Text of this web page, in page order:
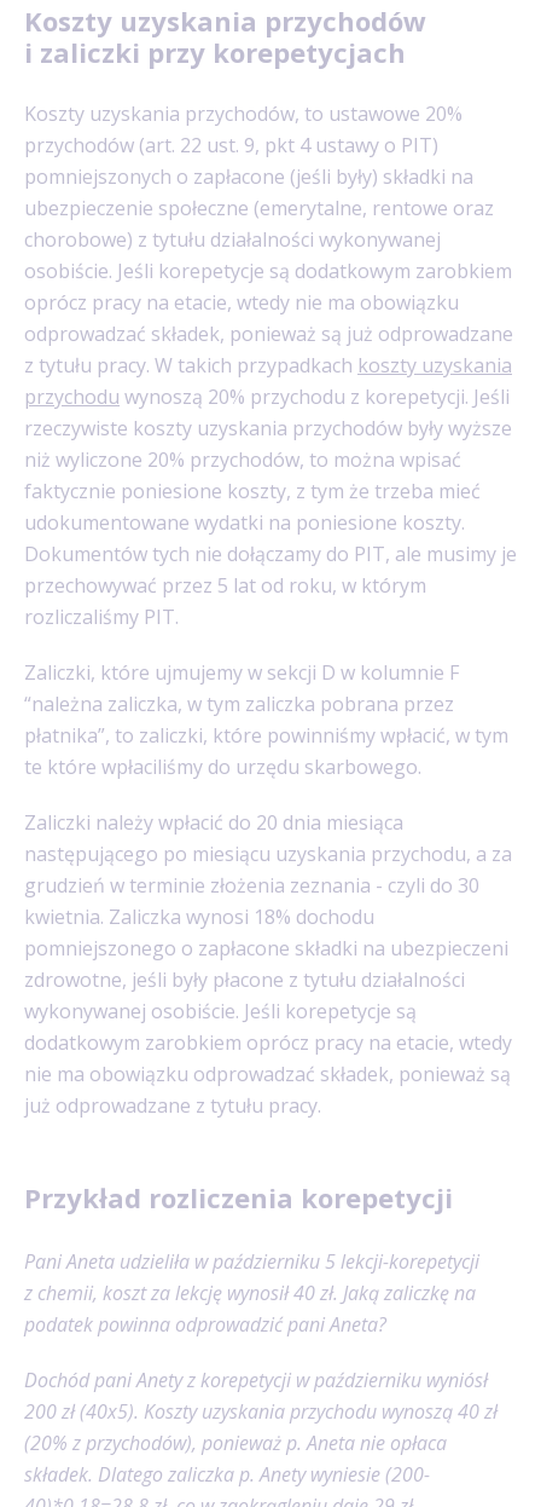
Koszty uzyskania przychodów
i zaliczki przy korepetycjach
Koszty uzyskania przychodów, to ustawowe 20%
przychodów (art. 22 ust. 9, pkt 4 ustawy o PIT)
pomniejszonych o zapłacone (jeśli były) składki na
ubezpieczenie społeczne (emerytalne, rentowe oraz
chorobowe) z tytułu działalności wykonywanej
osobiście. Jeśli korepetycje są dodatkowym zarobkiem
oprócz pracy na etacie, wtedy nie ma obowiązku
odprowadzać składek, ponieważ są już odprowadzane
z tytułu pracy. W takich przypadkach koszty uzyskania
przychodu wynoszą 20% przychodu z korepetycji. Jeśli
rzeczywiste koszty uzyskania przychodów były wyższe
niż wyliczone 20% przychodów, to można wpisać
faktycznie poniesione koszty, z tym że trzeba mieć
udokumentowane wydatki na poniesione koszty.
Dokumentów tych nie dołączamy do PIT, ale musimy je
przechowywać przez 5 lat od roku, w którym
rozliczaliśmy PIT.
Zaliczki, które ujmujemy w sekcji D w kolumnie F
“należna zaliczka, w tym zaliczka pobrana przez
płatnika”, to zaliczki, które powinniśmy wpłacić, w tym
te które wpłaciliśmy do urzędu skarbowego.
Zaliczki należy wpłacić do 20 dnia miesiąca
następującego po miesiącu uzyskania przychodu, a za
grudzień w terminie złożenia zeznania - czyli do 30
kwietnia. Zaliczka wynosi 18% dochodu
pomniejszonego o zapłacone składki na ubezpieczeni
zdrowotne, jeśli były płacone z tytułu działalności
wykonywanej osobiście. Jeśli korepetycje są
dodatkowym zarobkiem oprócz pracy na etacie, wtedy
nie ma obowiązku odprowadzać składek, ponieważ są
już odprowadzane z tytułu pracy.
Przykład rozliczenia korepetycji
Pani Aneta udzieliła w październiku 5 lekcji-korepetycji
z chemii, koszt za lekcję wynosił 40 zł. Jaką zaliczkę na
podatek powinna odprowadzić pani Aneta?
Dochód pani Anety z korepetycji w październiku wyniósł
200 zł (40x5). Koszty uzyskania przychodu wynoszą 40 zł
(20% z przychodów), ponieważ p. Aneta nie opłaca
składek. Dlatego zaliczka p. Anety wyniesie (200-